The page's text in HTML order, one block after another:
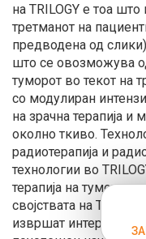
на TRILOGY е тоа
третманот на
предводена од
што се овозможува
туморот во текот на
со модулиран
на зрачна терапија и
околно ткиво.
радиотерапија и
технологии во
терапија на тумори
својствата на
извршат